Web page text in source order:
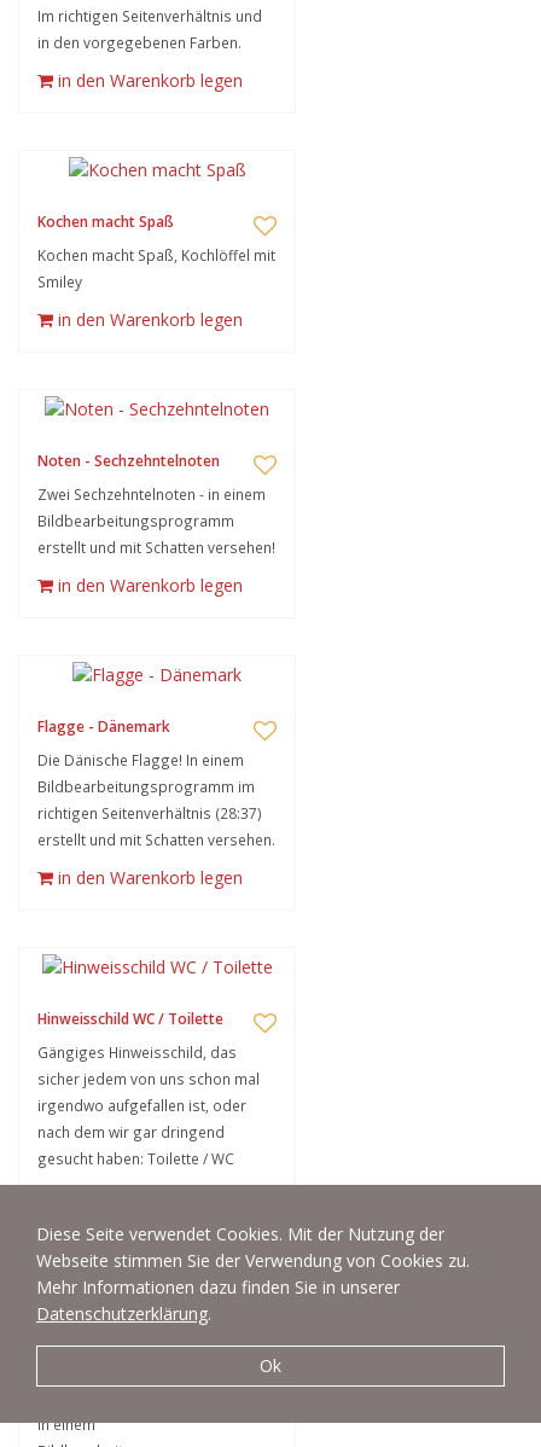
Diese Seite verwendet Cookies. Mit der Nutzung der
Webseite stimmen Sie der Verwendung von Cookies zu.
Mehr Informationen dazu finden Sie in unserer
Datenschutzerklärung.
Ok
Im richtigen Seitenverhältnis und
in den vorgegebenen Farben.
in den Warenkorb legen
Kochen macht Spaß
Kochen macht Spaß, Kochlöffel mit
Smiley
in den Warenkorb legen
Noten - Sechzehntelnoten
Zwei Sechzehntelnoten - in einem
Bildbearbeitungsprogramm
erstellt und mit Schatten versehen!
in den Warenkorb legen
Flagge - Dänemark
Die Dänische Flagge! In einem
Bildbearbeitungsprogramm im
richtigen Seitenverhältnis (28:37)
erstellt und mit Schatten versehen.
in den Warenkorb legen
Hinweisschild WC / Toilette
Gängiges Hinweisschild, das
sicher jedem von uns schon mal
irgendwo aufgefallen ist, oder
nach dem wir gar dringend
gesucht haben: Toilette / WC
In einem